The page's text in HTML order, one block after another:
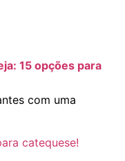
15 opções para
com uma